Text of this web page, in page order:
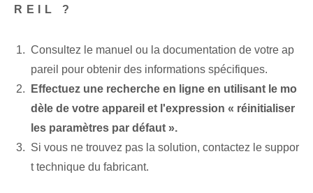
REIL ?
Consultez le manuel ou la documentation⁢ de votre ap
pareil pour obtenir des informations spécifiques.
Effectuez une recherche en ligne en utilisant le mo
dèle de votre appareil⁢ et l'expression « réinitialiser
les paramètres par défaut ».
Si vous ne trouvez pas la solution, contactez le suppor
t technique du fabricant.